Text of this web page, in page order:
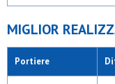
MIGLIOR
Portiere